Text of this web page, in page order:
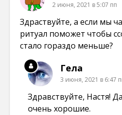
2 июня, 2021 в 5:07 пп
Здраствуйте, а если мы
ритуал поможет чтобы
стало гораздо меньше?
Гела
3 июня, 2021 в 6:47
Здравствуйте, Настя!
очень хорошие.